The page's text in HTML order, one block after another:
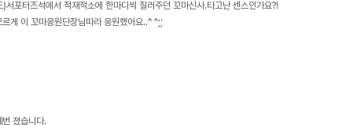
)서포터즈석에서 적재적소에 한마디씩 질러주던 꼬마신사.타고난 센스인가요?!
르게 이 꼬마응원단장님따라 응원했어요..^ ^;;
번 졌습니다.